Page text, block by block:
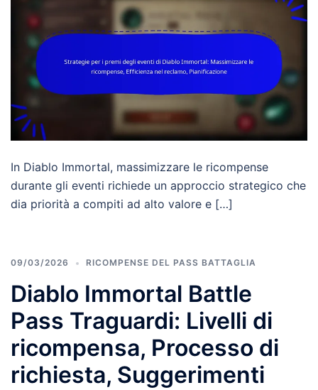
In Diablo Immortal, massimizzare le ricompense
durante gli eventi richiede un approccio strategico che
dia priorità a compiti ad alto valore e […]
09/03/2026 RICOMPENSE DEL PASS BATTAGLIA
Diablo Immortal Battle
Pass Traguardi: Livelli di
ricompensa, Processo di
richiesta, Suggerimenti